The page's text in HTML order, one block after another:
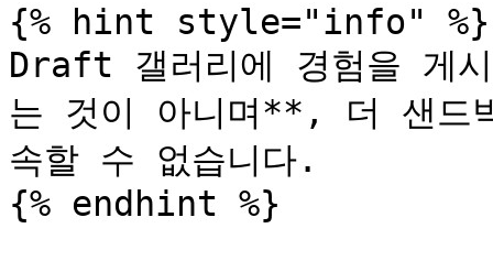
{% hint style="info" %}
Draft 갤러리에 경험을 게
는 것이 아니며**, 더 샌드
속할 수 없습니다.
{% endhint %}